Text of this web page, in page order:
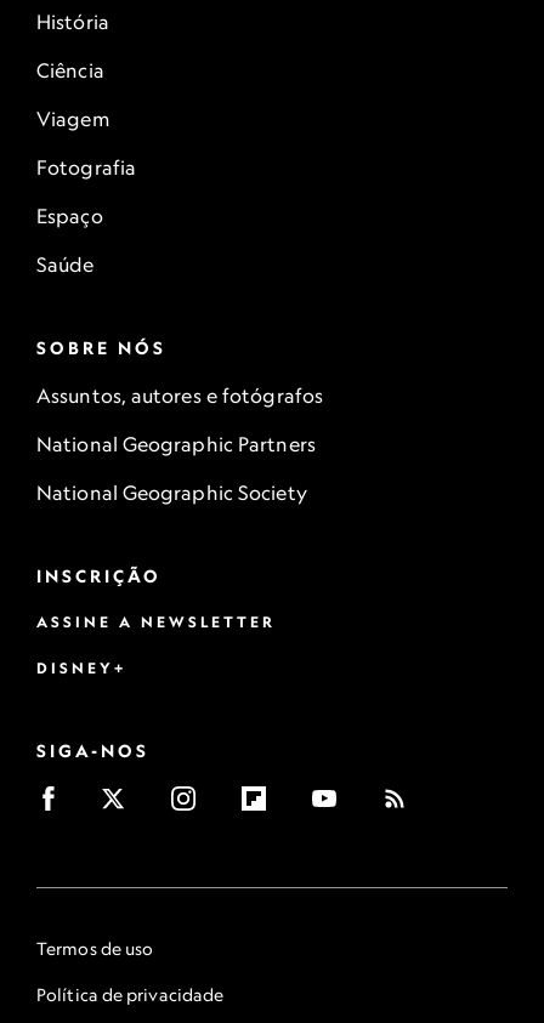
História
Ciência
Viagem
Fotografia
Espaço
Saúde
SOBRE NÓS
Assuntos, autores e fotógrafos
National Geographic Partners
National Geographic Society
INSCRIÇÃO
ASSINE A NEWSLETTER
DISNEY+
SIGA-NOS
Termos de uso
Política de privacidade